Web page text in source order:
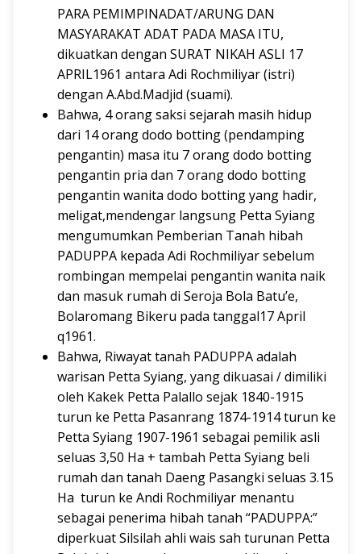
PARA PEMIMPINADAT/ARUNG DAN
MASYARAKAT ADAT PADA MASA ITU,
dikuatkan dengan SURAT NIKAH ASLI 17
APRIL1961 antara Adi Rochmiliyar (istri)
dengan A.Abd.Madjid (suami).
Bahwa, 4 orang saksi sejarah masih hidup
dari 14 orang dodo botting (pendamping
pengantin) masa itu 7 orang dodo botting
pengantin pria dan 7 orang dodo botting
pengantin wanita dodo botting yang hadir,
meligat,mendengar langsung Petta Syiang
mengumumkan Pemberian Tanah hibah
PADUPPA kepada Adi Rochmiliyar sebelum
rombingan mempelai pengantin wanita naik
dan masuk rumah di Seroja Bola Batu’e,
Bolaromang Bikeru pada tanggal17 April
q1961.
Bahwa, Riwayat tanah PADUPPA adalah
warisan Petta Syiang, yang dikuasai / dimiliki
oleh Kakek Petta Palallo sejak 1840-1915
turun ke Petta Pasanrang 1874-1914 turun ke
Petta Syiang 1907-1961 sebagai pemilik asli
seluas 3,50 Ha + tambah Petta Syiang beli
rumah dan tanah Daeng Pasangki seluas 3.15
Ha turun ke Andi Rochmiliyar menantu
sebagai penerima hibah tanah “PADUPPA:”
diperkuat Silsilah ahli wais sah turunan Petta